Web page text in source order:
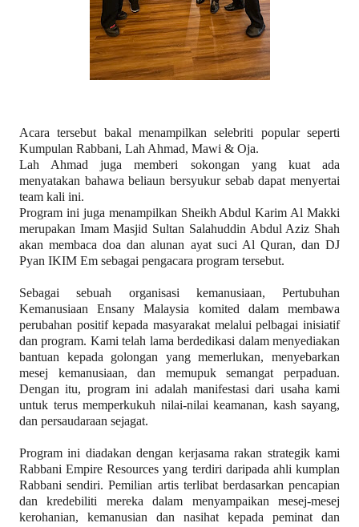
Acara tersebut bakal menampilkan selebriti popular seperti
Kumpulan Rabbani, Lah Ahmad, Mawi & Oja.
Lah Ahmad juga memberi sokongan yang kuat ada
menyatakan bahawa beliaun bersyukur sebab dapat menyertai
team kali ini.
Program ini juga menampilkan Sheikh Abdul Karim Al Makki
merupakan Imam Masjid Sultan Salahuddin Abdul Aziz Shah
akan membaca doa dan alunan ayat suci Al Quran, dan DJ
Pyan IKIM Em sebagai pengacara program tersebut.
Sebagai sebuah organisasi kemanusiaan, Pertubuhan
Kemanusiaan Ensany Malaysia komited dalam membawa
perubahan positif kepada masyarakat melalui pelbagai inisiatif
dan program. Kami telah lama berdedikasi dalam menyediakan
bantuan kepada golongan yang memerlukan, menyebarkan
mesej kemanusiaan, dan memupuk semangat perpaduan.
Dengan itu, program ini adalah manifestasi dari usaha kami
untuk terus memperkukuh nilai-nilai keamanan, kash sayang,
dan persaudaraan sejagat.
Program ini diadakan dengan kerjasama rakan strategik kami
Rabbani Empire Resources yang terdiri daripada ahli kumplan
Rabbani sendiri. Pemilian artis terlibat berdasarkan pencapian
dan kredebiliti mereka dalam menyampaikan mesej-mesej
kerohanian, kemanusian dan nasihat kepada peminat dan